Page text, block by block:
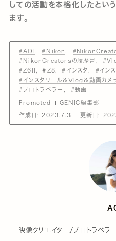
しての活動を本格化したとい
ます。
#AOI #Nikon
#NikonCreatorsの履歴書
#Z6II
#Z8 #インスタ
#イン
#インスタリール＆Vlog＆動画カメ
#プロトラベラー
#動画
Promoted GENIC編集部
作成日: 2023.7.3 更新日:
映像クリエイター/プロトラベラー